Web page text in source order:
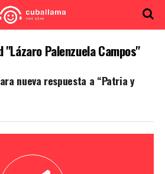
Palenzuela Campos"
nueva respuesta a “Patria y